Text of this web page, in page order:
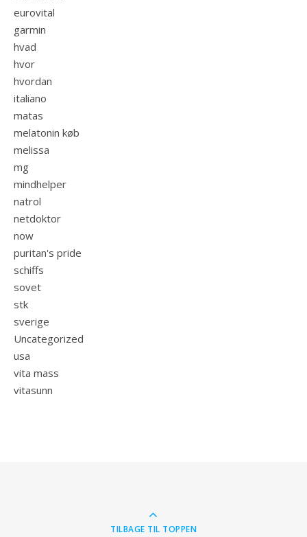
eurovital
garmin
hvad
hvor
hvordan
italiano
matas
melatonin køb
melissa
mg
mindhelper
natrol
netdoktor
now
puritan's pride
schiffs
sovet
stk
sverige
Uncategorized
usa
vita mass
vitasunn
TILBAGE TIL TOPPEN